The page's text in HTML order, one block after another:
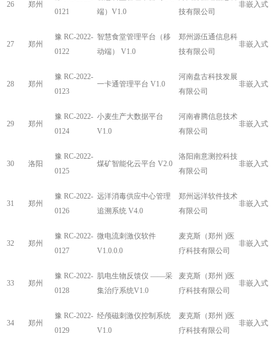
26 郑州
0121
端）V1.0
技有限公司
非嵌入式
27 郑州
豫 RC-2022-
0122
智慧食堂管理平台（移
动端） V1.0
郑州源伍通信息科
技有限公司
非嵌入式
28 郑州
豫 RC-2022-
0123
一卡通管理平台 V1.0
河南盘古科技发展
有限公司
非嵌入式
29 郑州
豫 RC-2022-
0124
小麦生产大数据平台
V1.0
河南睿腾信息技术
有限公司
非嵌入式
30 洛阳
豫 RC-2022-
0125
煤矿智能化云平台 V2.0
洛阳南意测控科技
有限公司
非嵌入式
31 郑州
豫 RC-2022-
0126
远洋消毒供应中心管理
追溯系统 V4.0
郑州远洋软件技术
有限公司
非嵌入式
32 郑州
豫 RC-2022-
0127
微电流刺激仪软件
V1.0.0.0
麦克斯（郑州 )医
疗科技有限公司
非嵌入式
33 郑州
豫 RC-2022-
0128
肌电生物反馈仪 ——采
集治疗系统V1.0
麦克斯（郑州 )医
疗科技有限公司
非嵌入式
34 郑州
豫 RC-2022-
0129
经颅磁刺激仪控制系统
V1.0
麦克斯（郑州 )医
疗科技有限公司
非嵌入式